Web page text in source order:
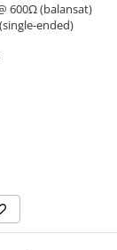
600Ω (balansat)
ended)